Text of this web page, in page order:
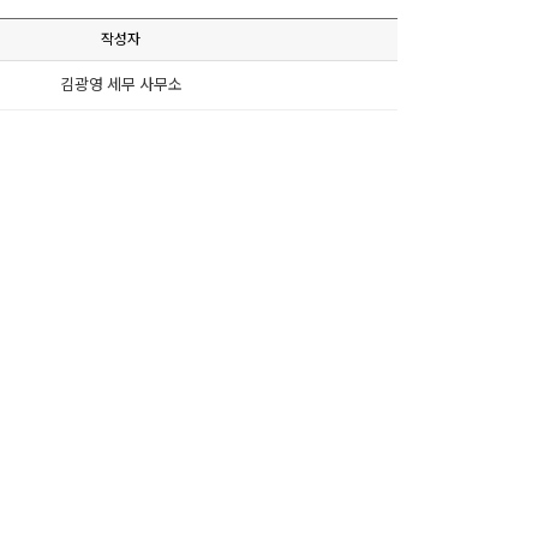
작성자
김광영 세무 사무소